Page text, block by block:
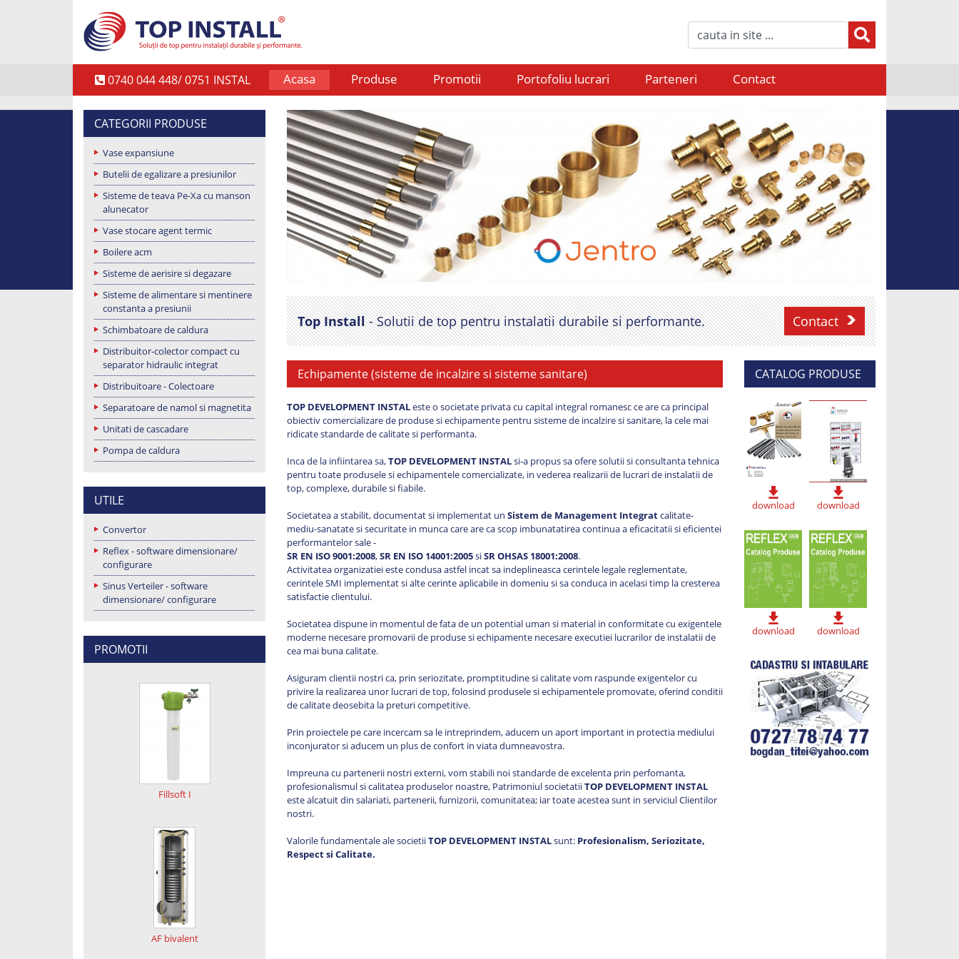
0740 044 448/ 0751 INSTAL Acasa Produse Promotii Portofoliu lucrari Parteneri Contact
CATEGORII PRODUSE
Vase expansiune
Butelii de egalizare a presiunilor
Sisteme de teava Pe-Xa cu manson
alunecator
Vase stocare agent termic
Boilere acm
Sisteme de aerisire si degazare
Sisteme de alimentare si mentinere
constanta a presiunii
Schimbatoare de caldura
Distribuitor-colector compact cu
separator hidraulic integrat
Distribuitoare - Colectoare
Separatoare de namol si magnetita
Unitati de cascadare
Pompa de caldura
UTILE
Convertor
Reflex - software dimensionare/
configurare
Sinus Verteiler - software
dimensionare/ configurare
PROMOTII
Fillsoft I
AF bivalent
Top Install- Solutii de top pentru instalatii durabile si performante. Contact
Echipamente (sisteme de incalzire si sisteme sanitare)
TOP DEVELOPMENT INSTALeste o societate privata cu capital integral romanesc ce are ca principal
obiectiv comercializare de produse si echipamente pentru sisteme de incalzire si sanitare, la cele mai
ridicate standarde de calitate si performanta.
Inca de la infiintarea sa,TOP DEVELOPMENT INSTALsi-a propus sa ofere solutii si consultanta tehnica
pentru toate produsele si echipamentele comercializate, in vederea realizarii de lucrari de instalatii de
top, complexe, durabile si fiabile.
Societatea a stabilit, documentat si implementat un Sistem de Management Integratcalitate-
mediu-sanatate si securitate in munca care are ca scop imbunatatirea continua a eficacitatii si eficientei
performantelor sale -
SR EN ISO 9001:2008,SR EN ISO 14001:2005siSR OHSAS 18001:2008.
Activitatea organizatiei este condusa astfel incat sa indeplineasca cerintele legale reglementate,
cerintele SMI implementat si alte cerinte aplicabile in domeniu si sa conduca in acelasi timp la cresterea
satisfactie clientului.
Societatea dispune in momentul de fata de un potential uman si material in conformitate cu exigentele
moderne necesare promovarii de produse si echipamente necesare executiei lucrarilor de instalatii de
cea mai buna calitate.
Asiguram clientii nostri ca, prin seriozitate, promptitudine si calitate vom raspunde exigentelor cu
privire la realizarea unor lucrari de top, folosind produsele si echipamentele promovate, oferind conditii
de calitate deosebita la preturi competitive.
Prin proiectele pe care incercam sa le intreprindem, aducem un aport important in protectia mediului
inconjurator si aducem un plus de confort in viata dumneavostra.
Impreuna cu partenerii nostri externi, vom stabili noi standarde de excelenta prin perfomanta,
profesionalismul si calitatea produselor noastre, Patrimoniul societatiiTOP DEVELOPMENT INSTAL
este alcatuit din salariati, partenerii, furnizorii, comunitatea; iar toate acestea sunt in serviciul Clientilor
nostri.
Valorile fundamentale ale societiiTOP DEVELOPMENT INSTALsunt: Profesionalism, Seriozitate,
Respect si Calitate.
CATALOG PRODUSE
download download
download download